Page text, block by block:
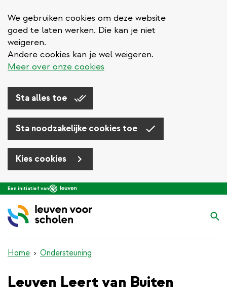
We gebruiken cookies om deze website
goed te laten werken. Die kan je niet
weigeren.
Andere cookies kan je wel weigeren.
Meer over onze cookies
Sta alles toe
Sta noodzakelijke cookies toe
Kies cookies
Overslaan
naar
de
inhoud
gaan
Een initiatief van
Home Ondersteuning
Leuven Leert van Buiten